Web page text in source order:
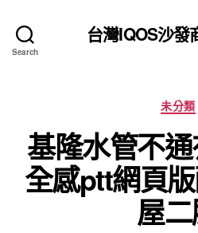
Search
台灣IQOS沙發
分
類
未分類
基隆水管不
全感ptt網頁
屋